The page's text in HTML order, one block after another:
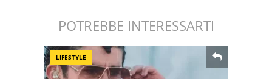
POTREBBE INTERESSARTI
LIFESTYLE